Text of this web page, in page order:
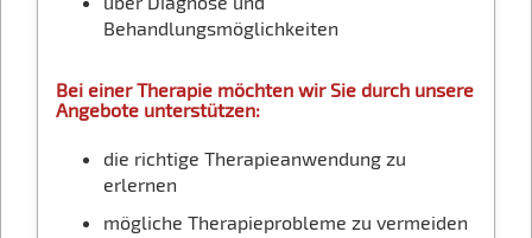
Behandlungsmöglichkeiten
Bei einer Therapie möchten wir Sie durch unsere
Angebote unterstützen:
die richtige Therapieanwendung zu
erlernen
mögliche Therapieprobleme zu vermeiden